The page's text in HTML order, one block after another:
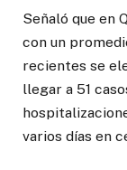
Señaló que en
con un
recientes se
llegar a 51
varios días en